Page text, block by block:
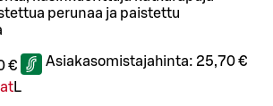
perunaa ja paistettu
€ Asiakasomistajahinta: 25,70 €
L